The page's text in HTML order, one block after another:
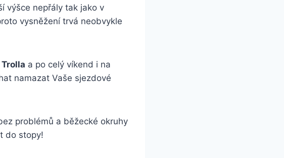
výšce nepřály tak jako v
vysněžení trvá neobvykle
Trolla a po celý víkend i na
namazat Vaše sjezdové
problémů a běžecké okruhy
do stopy!